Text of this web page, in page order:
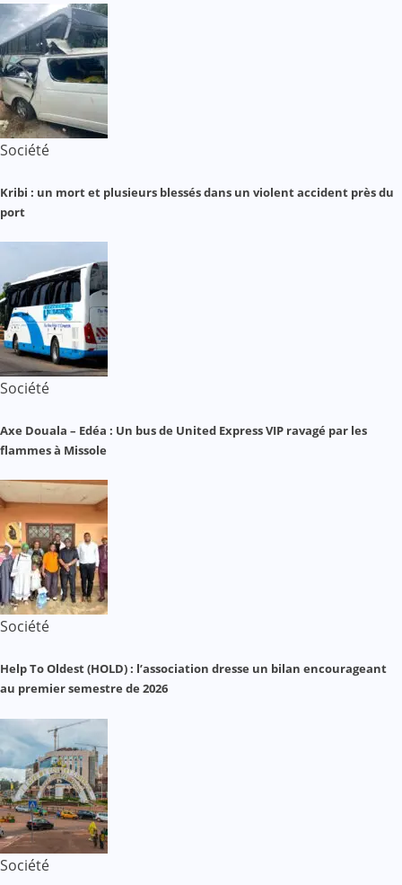
Société
Kribi : un mort et plusieurs blessés dans un violent accident près du
port
Société
Axe Douala – Edéa : Un bus de United Express VIP ravagé par les
flammes à Missole
Société
Help To Oldest (HOLD) : l’association dresse un bilan encourageant
au premier semestre de 2026
Société